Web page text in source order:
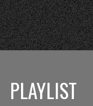
PLAYLIST